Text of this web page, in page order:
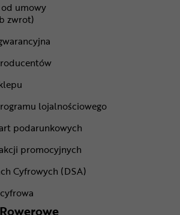
umowy
zwrot)
lojalnościowego
podarunkowych
promocyjnych
Cyfrowych (DSA)